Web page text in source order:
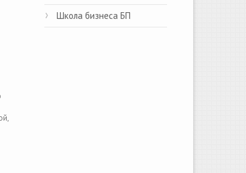
Школа бизнеса БП